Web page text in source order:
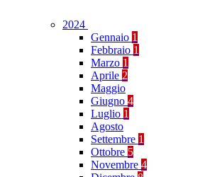
2024
Gennaio 1
Febbraio 1
Marzo 1
Aprile 2
Maggio
Giugno 4
Luglio 1
Agosto
Settembre 1
Ottobre 5
Novembre 4